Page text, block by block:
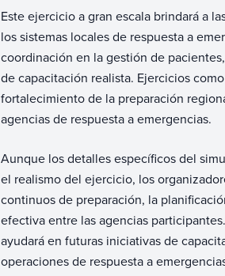
Este ejercicio a gran escala brindará a
los sistemas locales de respuesta a
coordinación en la gestión de
de capacitación realista. Ejercicios
fortalecimiento de la preparación
agencias de respuesta a emergencias.
Aunque los detalles específicos del
el realismo del ejercicio, los
continuos de preparación, la
efectiva entre las agencias
ayudará en futuras iniciativas de
operaciones de respuesta a